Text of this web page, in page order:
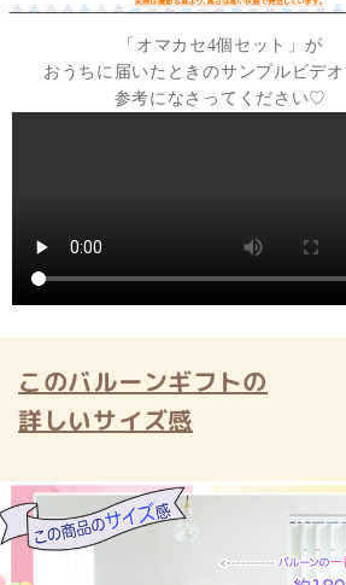
「オマカセ4個セット」が
おうちに届いたときのサンプルビデオ
参考になさってください♡
このバルーンギフトの
詳しいサイズ感